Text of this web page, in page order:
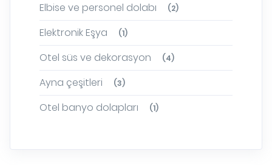
Elbise ve personel dolabı (2)
Elektronik Eşya (1)
Otel süs ve dekorasyon (4)
Ayna çeşitleri (3)
Otel banyo dolapları (1)